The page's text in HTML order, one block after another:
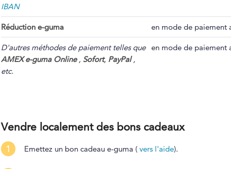
IBAN
Réduction e-guma en mode de paiement
D'autres méthodes de paiement telles que
AMEX e-guma Online , Sofort, PayPal ,
etc.
en mode de paiement
Vendre localement des bons cadeaux
1 Emettez un bon cadeau e-guma ( vers l'aide).